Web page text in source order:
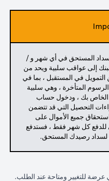
المستحق في أي شهر و /
إلى عواقب سلبية ويحد من
في المستقبل ، بما في
المتأخرة ، وهي سلبية
الخاص بك ، ودخول حساب
التحصيل التي قد تتضمن
جميع الأموال على
للدفع كل شهر فقط ، فستدفع
لسداد رصيدك المستحق.
للتغيير ومتاحة عند الطلب.